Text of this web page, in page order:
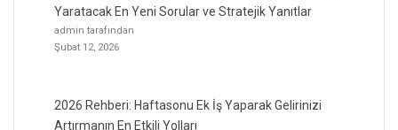
Yaratacak En Yeni Sorular ve Stratejik Yanıtlar
admin tarafından
Şubat 12, 2026
2026 Rehberi: Haftasonu Ek İş Yaparak Gelirinizi
Artırmanın En Etkili Yolları